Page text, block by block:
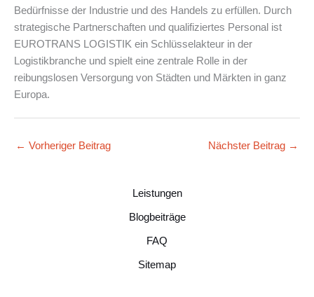
Bedürfnisse der Industrie und des Handels zu erfüllen. Durch
strategische Partnerschaften und qualifiziertes Personal ist
EUROTRANS LOGISTIK ein Schlüsselakteur in der
Logistikbranche und spielt eine zentrale Rolle in der
reibungslosen Versorgung von Städten und Märkten in ganz
Europa.
← Vorheriger Beitrag Nächster Beitrag →
Leistungen
Blogbeiträge
FAQ
Sitemap